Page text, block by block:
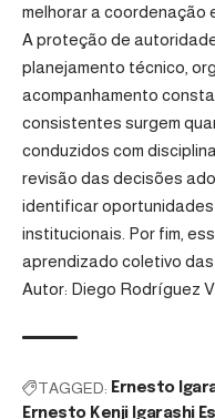
melhorar a coordenação
A proteção de
planejamento técnico,
acompanhamento
consistentes surgem
conduzidos com
revisão das decisões
identificar
institucionais. Por fim,
aprendizado coletivo das
Autor: Diego Rodríguez
TAGGED: Ernesto
Ernesto Kenji Igarashi